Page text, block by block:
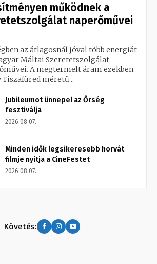
működnek a
naperőművei
az átlagosnál jóval több energiát
Máltai Szeretetszolgálat
A megtermelt áram ezekben
Tiszafüred méretű...
Jubileumot ünnepel az Őrség
fesztiválja
2026.08.07.
Minden idők legsikeresebb horvát
filmje nyitja a CineFestet
2026.08.07.
Követés: